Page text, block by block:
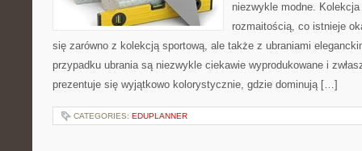
niezwykle modne.
rozmaitością, co istnieje
się zarówno z kolekcją sportową, ale także z ubraniami
przypadku ubrania są niezwykle ciekawie wyprodukowane i
prezentuje się wyjątkowo kolorystycznie, gdzie dominują […]
CATEGORIES: EDUPLANNER